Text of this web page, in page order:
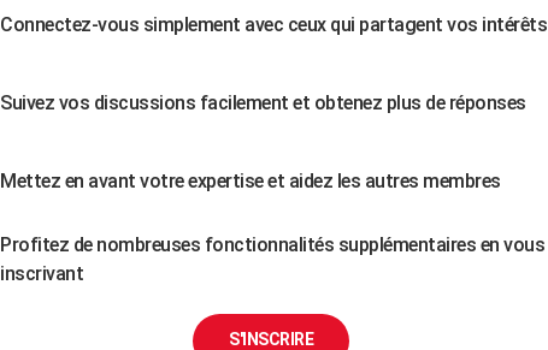
Connectez-vous simplement avec ceux qui partagent vos intérêts
Suivez vos discussions facilement et obtenez plus de réponses
Mettez en avant votre expertise et aidez les autres membres
Profitez de nombreuses fonctionnalités supplémentaires en vous
inscrivant
S'INSCRIRE